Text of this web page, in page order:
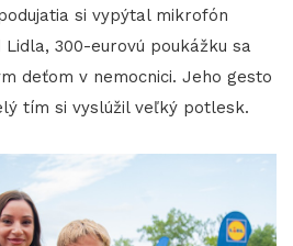
si vypýtal mikrofón
300-eurovú poukážku sa
deťom v nemocnici. Jeho gesto
tím si vyslúžil veľký potlesk.